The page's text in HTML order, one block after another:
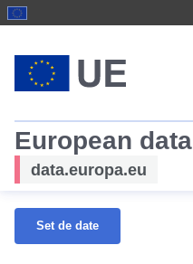
European data
data.europa.eu
Set de date